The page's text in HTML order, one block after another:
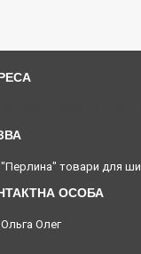
"Перлина" товари для
Ольга Олег